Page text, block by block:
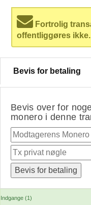
Fortrolig
offentliggøres ikke.
Bevis for betaling
Bevis over for
monero i denne
Indgange (1)